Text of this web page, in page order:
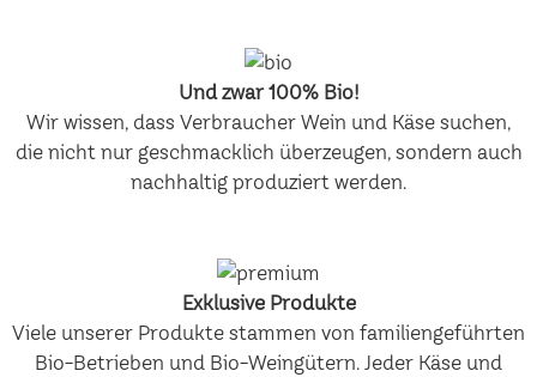
Und zwar 100% Bio!
Wir wissen, dass Verbraucher Wein und Käse suchen,
die nicht nur geschmacklich überzeugen, sondern auch
nachhaltig produziert werden.
Exklusive Produkte
Viele unserer Produkte stammen von familiengeführten
Bio-Betrieben und Bio-Weingütern. Jeder Käse und